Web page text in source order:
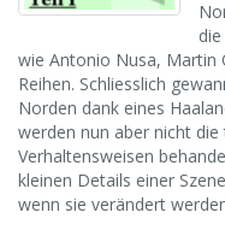
wie Antonio Nusa, Martin
Reihen. Schliesslich
Norden dank eines
werden nun aber nicht
Verhaltensweisen
kleinen Details einer
wenn sie verändert